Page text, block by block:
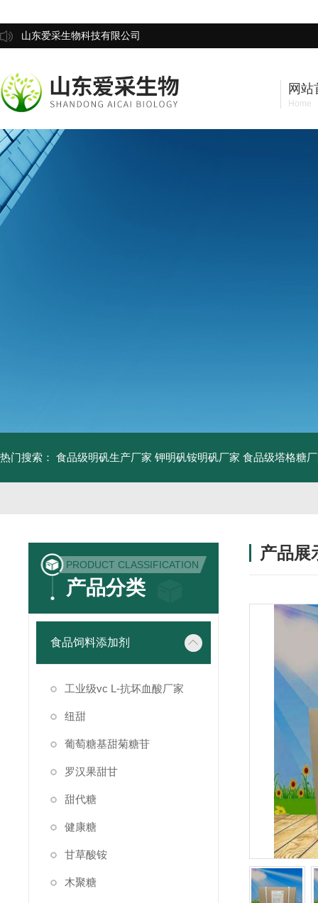
山东爱采生物科技有限公司
网站
Home
热门搜索： 食品级明矾生产厂家 钾明矾铵明矾厂家 食品级塔格糖
PRODUCT CLASSIFICATION
产品分类
食品饲料添加剂
工业级vc L-抗坏血酸厂家
纽甜
葡萄糖基甜菊糖苷
罗汉果甜甘
甜代糖
健康糖
甘草酸铵
木聚糖
产品展